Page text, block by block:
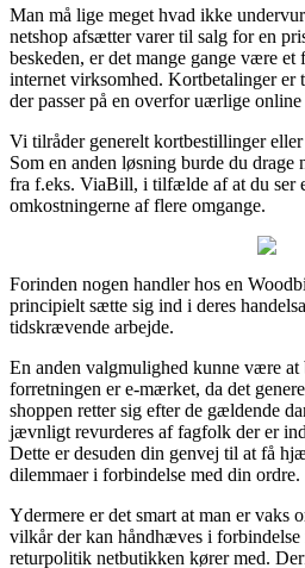
Man må lige meget hvad ikke
netshop afsætter varer til salg for en
beskeden, er det mange gange være
internet virksomhed. Kortbetalinger er
der passer på en overfor uærlige online
Vi tilråder generelt kortbestillinger
Som en anden løsning burde du
fra f.eks. ViaBill, i tilfælde af at du ser
omkostningerne af flere omgange.
Forinden nogen handler hos en
principielt sætte sig ind i deres
tidskrævende arbejde.
En anden valgmulighed kunne være
forretningen er e-mærket, da det
shoppen retter sig efter de gældende
jævnligt revurderes af fagfolk der er
Dette er desuden din genvej til at få
dilemmaer i forbindelse med din ordre.
Ydermere er det smart at man er vaks
vilkår der kan håndhæves i
returpolitik netbutikken kører med.